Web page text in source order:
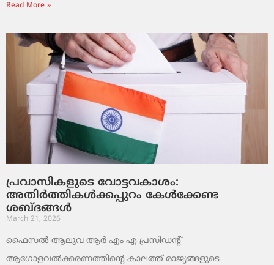
Read More »
പ്രവാസികളുടെ വോട്ടവകാശം:
അതിർത്തികൾക്കപ്പുറം കേൾക്കേണ്ട
ശബ്ദങ്ങൾ
March 21, 2026
ഫൈസൽ ആലുവ ആർ എം എ പ്രസിഡന്റ്
ആഗോളവൽക്കരണത്തിന്റെ കാലത്ത് രാജ്യങ്ങളുടെ